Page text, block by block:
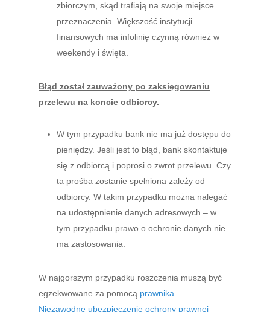
zbiorczym, skąd trafiają na swoje miejsce
przeznaczenia. Większość instytucji
finansowych ma infolinię czynną również w
weekendy i święta.
Błąd został zauważony po zaksięgowaniu
przelewu na koncie odbiorcy.
W tym przypadku bank nie ma już dostępu do
pieniędzy. Jeśli jest to błąd, bank skontaktuje
się z odbiorcą i poprosi o zwrot przelewu. Czy
ta prośba zostanie spełniona zależy od
odbiorcy. W takim przypadku można nalegać
na udostępnienie danych adresowych – w
tym przypadku prawo o ochronie danych nie
ma zastosowania.
W najgorszym przypadku roszczenia muszą być
egzekwowane za pomocą prawnika
Niezawodne ubezpieczenie ochrony prawnej